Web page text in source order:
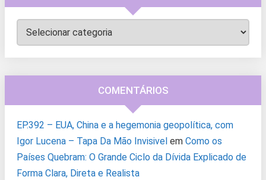
Categorias
COMENTÁRIOS
EP.392 – EUA, China e a hegemonia geopolítica, com
Igor Lucena – Tapa Da Mão Invisivel em Como os
Países Quebram: O Grande Ciclo da Dívida Explicado de
Forma Clara, Direta e Realista